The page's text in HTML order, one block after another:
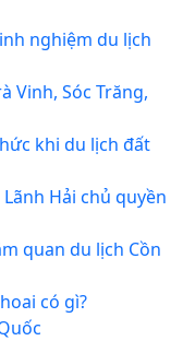
nghiệm du lịch
Vinh, Sóc Trăng,
khi du lịch đất
Hải chủ quyền
quan du lịch Cồn
có gì?